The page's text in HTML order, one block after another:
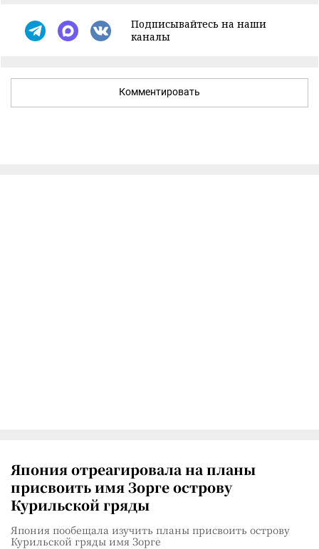
Подписывайтесь на наши
каналы
Комментировать
Япония отреагировала на планы
присвоить имя Зорге острову
Курильской гряды
Япония пообещала изучить планы присвоить острову
Курильской гряды имя Зорге